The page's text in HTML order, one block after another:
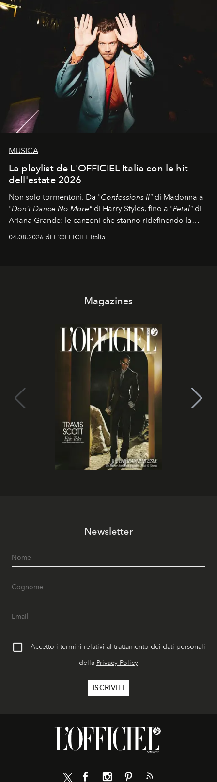
MUSICA
La playlist de L'OFFICIEL Italia con le hit
dell'estate 2026
Non solo tormentoni. Da "Confessions II" di Madonna a
"Don't Dance No More" di Harry Styles, fino a "Petal" di
Ariana Grande: le canzoni che stanno ridefinendo la
04.08.2026 di L'OFFICIEL Italia
Magazines
Newsletter
Accetto i termini relativi al trattamento dei dati personali
della Privacy Policy